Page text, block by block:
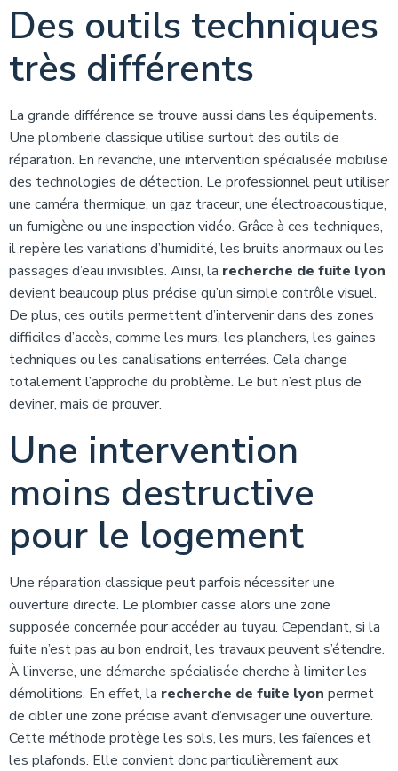
Des outils techniques
très différents
La grande différence se trouve aussi dans les équipements.
Une plomberie classique utilise surtout des outils de
réparation. En revanche, une intervention spécialisée mobilise
des technologies de détection. Le professionnel peut utiliser
une caméra thermique, un gaz traceur, une électroacoustique,
un fumigène ou une inspection vidéo. Grâce à ces techniques,
il repère les variations d’humidité, les bruits anormaux ou les
passages d’eau invisibles. Ainsi, la recherche de fuite lyon
devient beaucoup plus précise qu’un simple contrôle visuel.
De plus, ces outils permettent d’intervenir dans des zones
difficiles d’accès, comme les murs, les planchers, les gaines
techniques ou les canalisations enterrées. Cela change
totalement l’approche du problème. Le but n’est plus de
deviner, mais de prouver.
Une intervention
moins destructive
pour le logement
Une réparation classique peut parfois nécessiter une
ouverture directe. Le plombier casse alors une zone
supposée concernée pour accéder au tuyau. Cependant, si la
fuite n’est pas au bon endroit, les travaux peuvent s’étendre.
À l’inverse, une démarche spécialisée cherche à limiter les
démolitions. En effet, la recherche de fuite lyon permet
de cibler une zone précise avant d’envisager une ouverture.
Cette méthode protège les sols, les murs, les faïences et
les plafonds. Elle convient donc particulièrement aux